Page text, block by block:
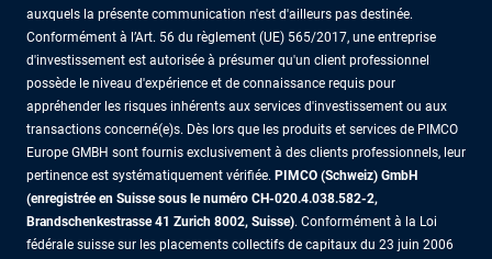
auxquels la présente communication n'est d'ailleurs pas destinée.
Conformément à l’Art. 56 du règlement (UE) 565/2017, une entreprise
d'investissement est autorisée à présumer qu'un client professionnel
possède le niveau d'expérience et de connaissance requis pour
appréhender les risques inhérents aux services d'investissement ou aux
transactions concerné(e)s. Dès lors que les produits et services de PIMCO
Europe GMBH sont fournis exclusivement à des clients professionnels, leur
pertinence est systématiquement vérifiée. PIMCO (Schweiz) GmbH
(enregistrée en Suisse sous le numéro CH-020.4.038.582-2,
Brandschenkestrasse 41 Zurich 8002, Suisse). Conformément à la Loi
fédérale suisse sur les placements collectifs de capitaux du 23 juin 2006